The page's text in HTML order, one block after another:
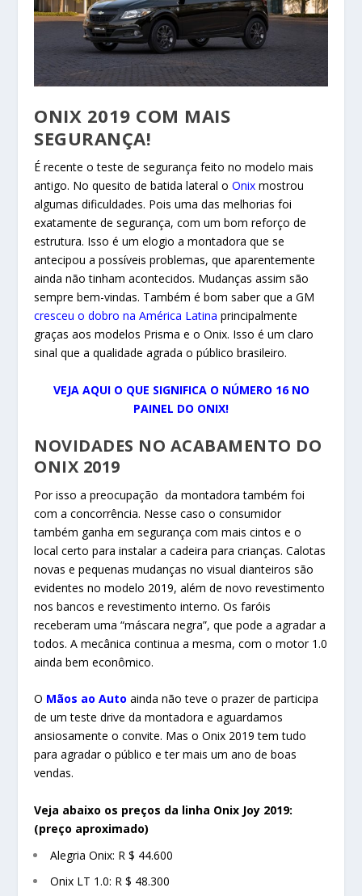
ONIX 2019 COM MAIS
SEGURANÇA!
É recente o teste de segurança feito no modelo mais
antigo. No quesito de batida lateral oOnix mostrou
algumas dificuldades. Pois uma das melhorias foi
exatamente de segurança, com um bom reforço de
estrutura. Isso é um elogio a montadora que se
antecipou a possíveis problemas, que aparentemente
ainda não tinham acontecidos. Mudanças assim são
sempre bem-vindas. Também é bom saber que a GM
cresceu o dobro na América Latina principalmente
graças aos modelos Prisma e o Onix. Isso é um claro
sinal que a qualidade agrada o público brasileiro.
VEJA AQUI O QUE SIGNIFICA O NÚMERO 16 NO
PAINEL DO ONIX!
NOVIDADES NO ACABAMENTO DO
ONIX 2019
Por isso a preocupação da montadora também foi
com a concorrência. Nesse caso o consumidor
também ganha em segurança com mais cintos e o
local certo para instalar a cadeira para crianças. Calotas
novas e pequenas mudanças no visual dianteiros são
evidentes no modelo 2019, além de novo revestimento
nos bancos e revestimento interno. Os faróis
receberam uma “máscara negra”, que pode a agradar a
todos. A mecânica continua a mesma, com o motor 1.0
ainda bem econômico.
O Mãos ao Auto ainda não teve o prazer de participa
de um teste drive da montadora e aguardamos
ansiosamente o convite. Mas o Onix 2019 tem tudo
para agradar o público e ter mais um ano de boas
vendas.
Veja abaixo os preços da linha Onix Joy 2019:
(preço aproximado)
Alegria Onix: R $ 44.600
Onix LT 1.0: R $ 48.300